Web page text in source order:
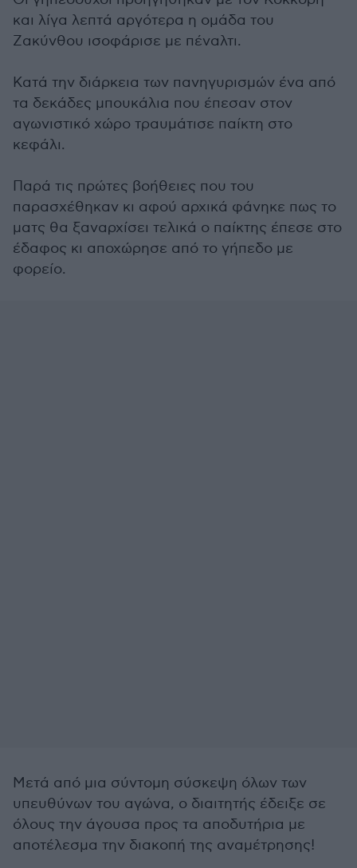
και λίγα λεπτά αργότερα η ομάδα του
Ζακύνθου ισοφάρισε με πέναλτι.
Κατά την διάρκεια των πανηγυρισμών ένα από
τα δεκάδες μπουκάλια που έπεσαν στον
αγωνιστικό χώρο τραυμάτισε παίκτη στο
κεφάλι.
Παρά τις πρώτες βοήθειες που του
παρασχέθηκαν κι αφού αρχικά φάνηκε πως το
ματς θα ξαναρχίσει τελικά ο παίκτης έπεσε στο
έδαφος κι αποχώρησε από το γήπεδο με
φορείο.
Μετά από μια σύντομη σύσκεψη όλων των
υπευθύνων του αγώνα, ο διαιτητής έδειξε σε
όλους την άγουσα προς τα αποδυτήρια με
αποτέλεσμα την διακοπή της αναμέτρησης!